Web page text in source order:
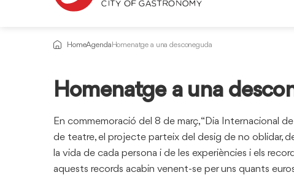
HomeAgenda Homenatge a una desconeguda
Homenatge a una
En commemoració del 8 de març, “Dia Internacional
de teatre, el projecte parteix del desig de no oblidar,
la vida de cada persona i de les experiències i els
aquests records acabin venent-se per uns quants